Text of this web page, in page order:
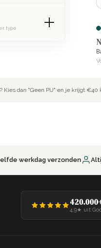
type
Kies dan "Geen PU" en je krijgt €40
werkdag verzonden
4,9★ uit